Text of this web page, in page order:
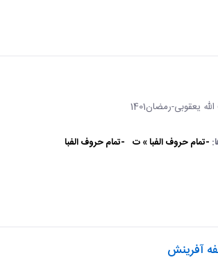
یعقوبی-رمضان1401
-تمام حروف الفبا » ت -تمام حروف الفبا
آفرینش